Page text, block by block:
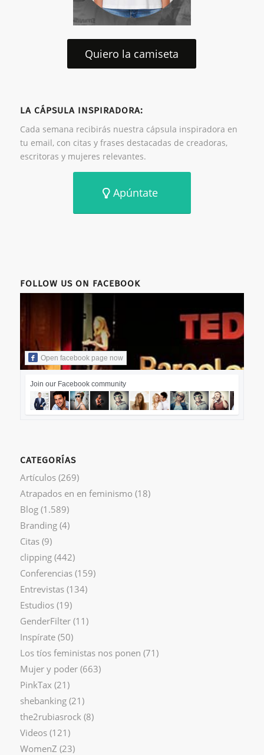
Quiero la camiseta
LA CÁPSULA INSPIRADORA:
Cada semana recibirás nuestra cápsula inspiradora en
tu email, con citas y frases destacadas de creadoras,
escritoras y mujeres relevantes.
Apúntate
FOLLOW US ON FACEBOOK
Open facebook page now
Join our Facebook community
CATEGORÍAS
Artículos(269)
Atrapados en en feminismo (18)
Blog(1.589)
Branding(4)
Citas(9)
clipping(442)
Conferencias(159)
Entrevistas(134)
Estudios(19)
GenderFilter(11)
Inspírate(50)
Los tíos feministas nos ponen (71)
Mujer y poder(663)
PinkTax (21)
shebanking(21)
the2rubiasrock (8)
Videos(121)
WomenZ (23)